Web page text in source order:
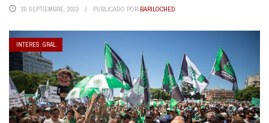
20 SEPTIEMBRE, 2022 PUBLICADO POR BARILOCHED
INTERES. GRAL.